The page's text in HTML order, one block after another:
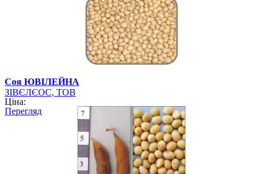
Соя ЮВІЛЕЙНА
ЗІВЄЛЄОС, ТОВ
Ціна:
Перегляд